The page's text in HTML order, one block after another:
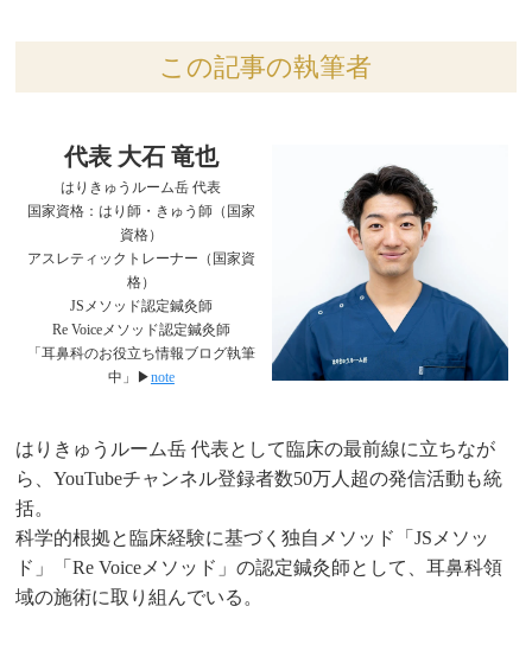
この記事の執筆者
代表 大石 竜也
はりきゅうルーム岳 代表
国家資格：はり師・きゅう師（国家
資格）
アスレティックトレーナー（国家資
格）
JSメソッド認定鍼灸師
Re Voiceメソッド認定鍼灸師
「耳鼻科のお役立ち情報ブログ執筆
中」▶︎note
はりきゅうルーム岳 代表として臨床の最前線に立ちなが
ら、YouTubeチャンネル登録者数50万人超の発信活動も統
括。
科学的根拠と臨床経験に基づく独自メソッド「JSメソッ
ド」「Re Voiceメソッド」の認定鍼灸師として、耳鼻科領
域の施術に取り組んでいる。